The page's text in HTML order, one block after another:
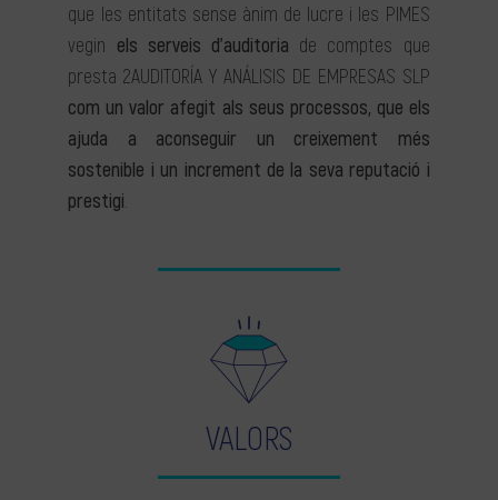
que les entitats sense ànim de lucre i les PIMES
vegin els serveis d’auditoria de comptes que
presta 2AUDITORÍA Y ANÁLISIS DE EMPRESAS SLP
com un valor afegit als seus processos, que els
ajuda a aconseguir un creixement més
sostenible i un increment de la seva reputació i
prestigi.
VALORS